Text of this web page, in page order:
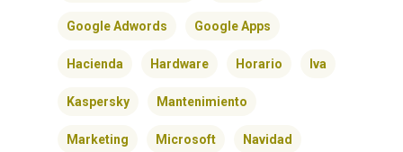
Google Adwords Google Apps
Hacienda Hardware Horario Iva
Kaspersky Mantenimiento
Marketing Microsoft Navidad